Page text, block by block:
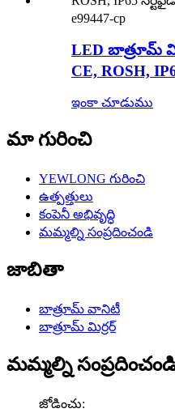
e99447-cp
LED బాత్రూమ్
CE, ROSH,
ఇంకా చూడుము
మా గురించి
YEWLONG గురించి
ఉత్పత్తులు
కంపెనీ అభివృద్ధి
మమ్మల్ని సంప్రదించండి
జాబితా
బాత్రూమ్ వానిటీ
బాత్రూమ్ మిర్రర్
మమ్మల్ని
జోడించు: